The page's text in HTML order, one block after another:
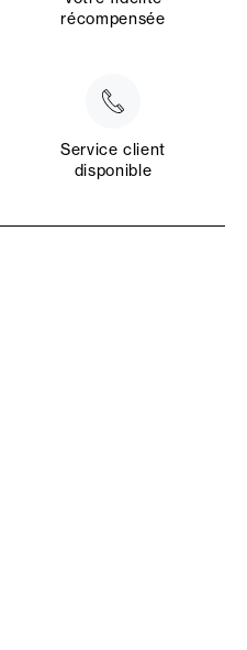
récompensée
Service client
disponible